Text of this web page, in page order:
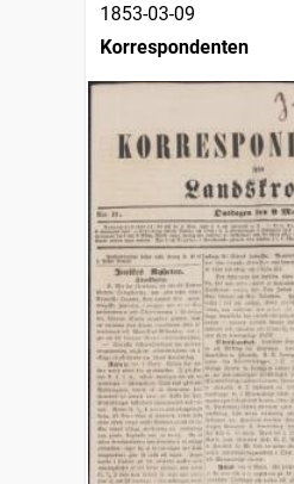
1853-03-09
Korrespondenten